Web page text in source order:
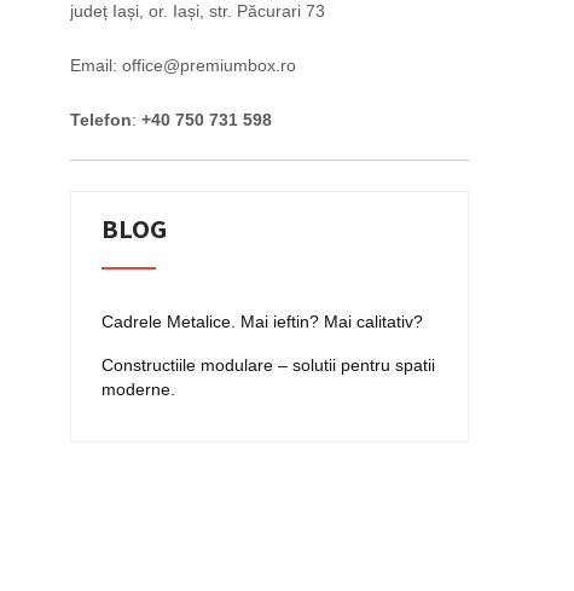
județ Iași, or. Iași, str. Păcurari 73
Email: office@premiumbox.ro
Telefon: +40 750 731 598
BLOG
Cadrele Metalice. Mai ieftin? Mai calitativ?
Constructiile modulare – solutii pentru spatii
moderne.